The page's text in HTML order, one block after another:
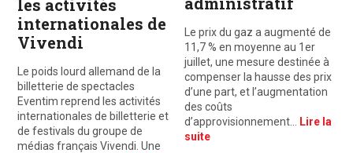
les activités
internationales de
Vivendi
Le poids lourd allemand de la
billetterie de spectacles
Eventim reprend les activités
internationales de billetterie et
de festivals du groupe de
médias français Vivendi. Une
Le prix du gaz a augmenté de
11,7 % en moyenne au 1er
juillet, une mesure destinée à
compenser la hausse des prix
d’une part, et l’augmentation
des coûts
d’approvisionnement…
Lire la
suite